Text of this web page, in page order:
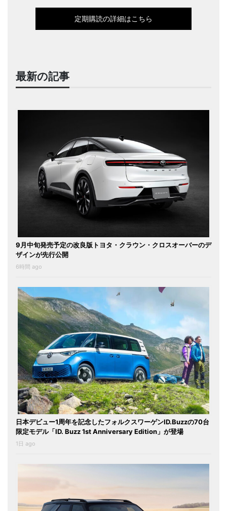
定期購読の詳細はこちら
最新の記事
9月中旬発売予定の改良版トヨタ・クラウン・クロスオーバーのデ
ザインが先行公開
6時間 ago
日本デビュー1周年を記念したフォルクスワーゲンID.Buzzの70台
限定モデル「ID. Buzz 1st Anniversary Edition」が登場
1日 ago